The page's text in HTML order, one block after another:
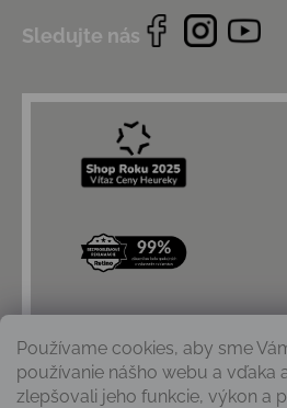
Používame cookies, aby sme
používanie nášho webu a vďaka
zlepšovali jeho funkcie, výkon a
Sledujte nás